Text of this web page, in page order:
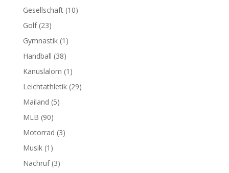
Gesellschaft(10)
Golf(23)
Gymnastik(1)
Handball (38)
Kanuslalom (1)
Leichtathletik(29)
Mailand (5)
MLB (90)
Motorrad (3)
Musik(1)
Nachruf(3)